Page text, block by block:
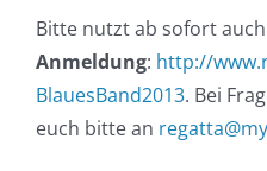
Bitte nutzt ab sofort
Anmeldung: http://
BlauesBand2013. Bei
euch bitte an